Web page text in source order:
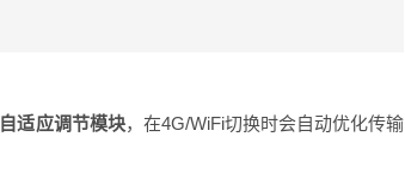
自适应调节模块，在4G/WiFi切换时会自动优化传输